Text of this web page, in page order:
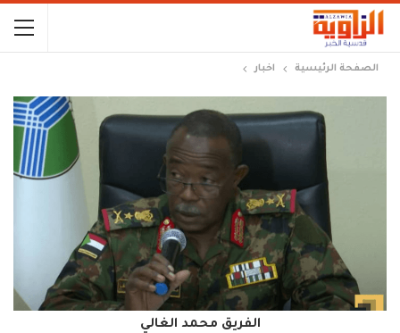
الصفحة الرئيسية اخبار
الفريق محمد الغالي